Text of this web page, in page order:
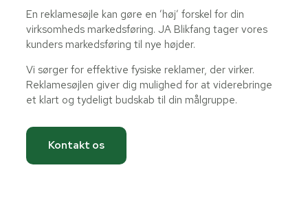
En reklamesøjle kan gøre en ’høj’ forskel for din
virksomheds markedsføring. JA Blikfang tager vores
kunders markedsføring til nye højder.
Vi sørger for effektive fysiske reklamer, der virker.
Reklamesøjlen giver dig mulighed for at viderebringe
et klart og tydeligt budskab til din målgruppe.
Kontakt os